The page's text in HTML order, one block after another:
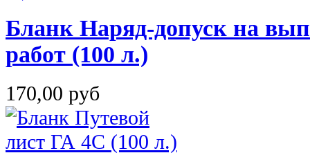
Бланк Наряд-допуск на
работ (100 л.)
170,00 руб